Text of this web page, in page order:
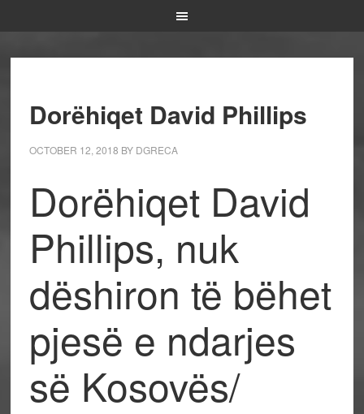
Dorëhiqet David Phillips
OCTOBER 12, 2018 BY DGRECA
Dorëhiqet David
Phillips, nuk
dëshiron të bëhet
pjesë e ndarjes
së Kosovës/